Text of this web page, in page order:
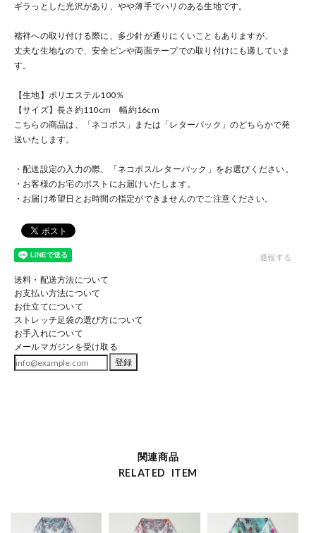
ギラっとした光沢があり、やや薄手でハリのある生地です。
襦袢への取り付ける際に、多少針が通りにくいこともありますが、
丈夫な生地なので、安全ピンや両面テープでの取り付けにも適していま
す。
【生地】ポリエステル100％
【サイズ】長さ約110cm 幅約16cm
こちらの商品は、「ネコポス」または「レターパック」のどちらかで発
送いたします。
・配送設定の入力の際、「ネコポス/レターパック」をお選びください。
・お客様のお宅のポストにお届けいたします。
・お届け希望日とお時間の指定ができませんのでご注意ください。
通報する
送料・配送方法について
お支払い方法について
お仕立てについて
ストレッチ足袋の選び方について
お手入れについて
メールマガジンを受け取る
登録
関連商品
RELATED ITEM